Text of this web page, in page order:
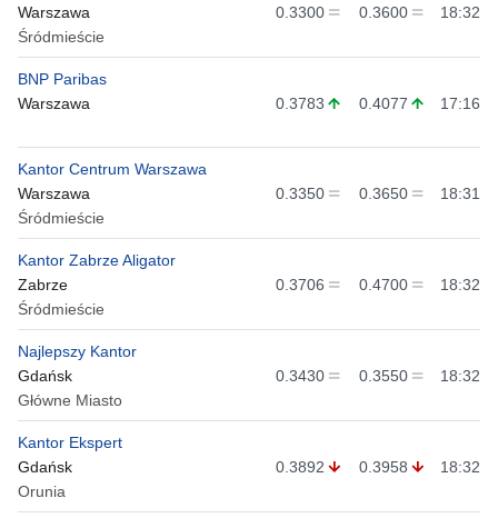
Warszawa
Śródmieście
0.3300 0.3600 18:32
BNP Paribas
Warszawa
0.3783 0.4077 17:16
Kantor Centrum Warszawa
Warszawa
Śródmieście
0.3350 0.3650 18:31
Kantor Zabrze Aligator
Zabrze
Śródmieście
0.3706 0.4700 18:32
Najlepszy Kantor
Gdańsk
Główne Miasto
0.3430 0.3550 18:32
Kantor Ekspert
Gdańsk
Orunia
0.3892 0.3958 18:32